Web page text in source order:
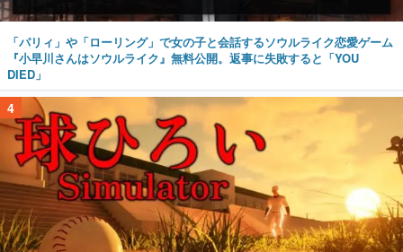
「パリィ」や「ローリング」で女の子と会話するソウルライク恋愛ゲーム
『小早川さんはソウルライク』無料公開。返事に失敗すると「YOU
DIED」
4